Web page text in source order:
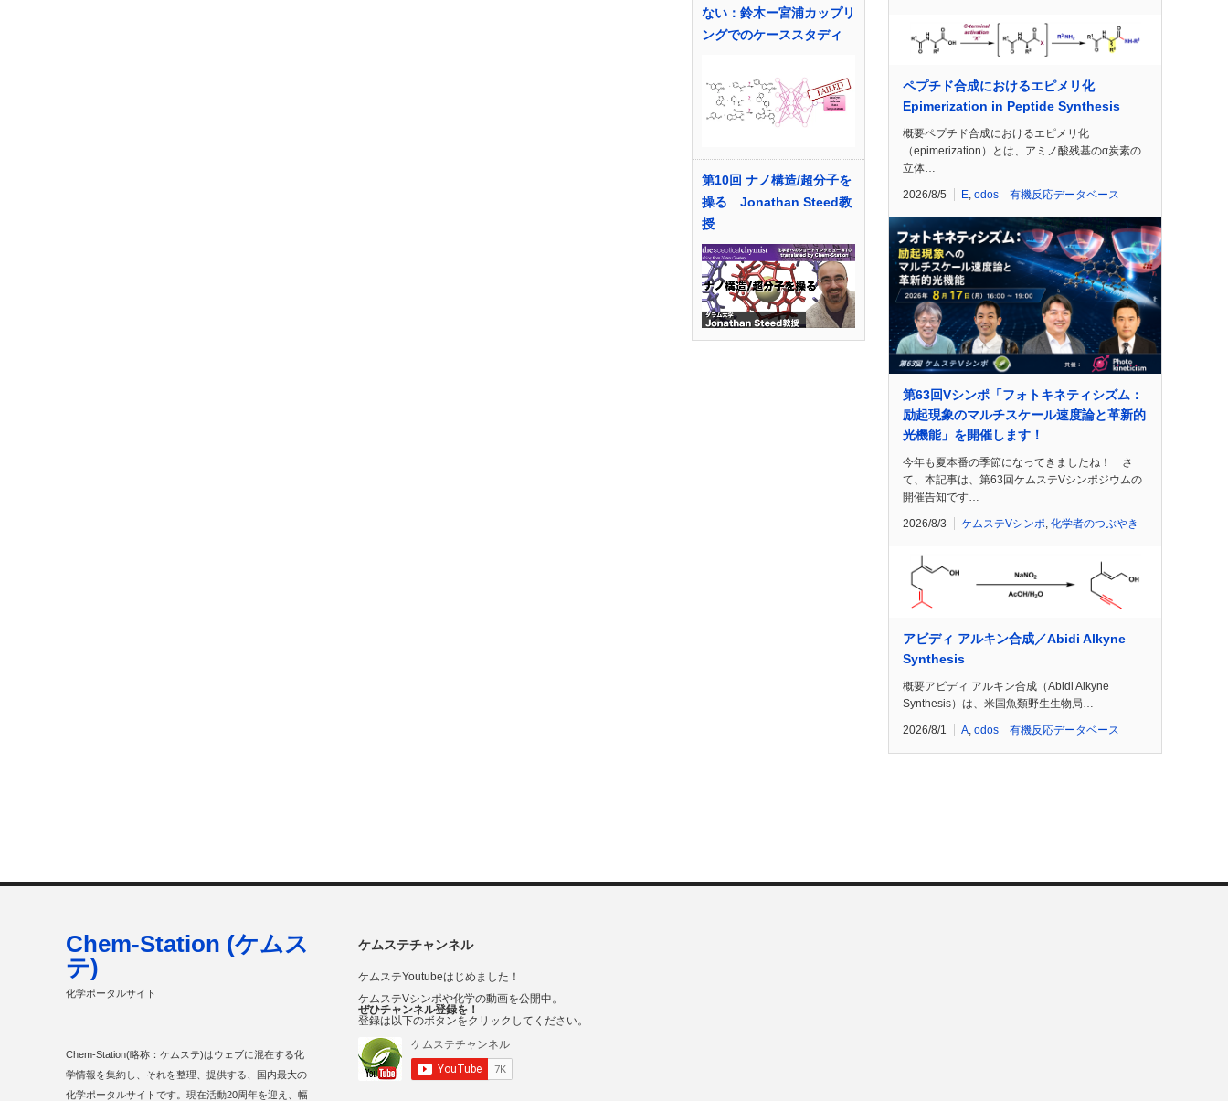
ない：鈴木ー宮浦カップリ
ングでのケーススタディ
第10回 ナノ構造/超分子を
操る Jonathan Steed教
授
ペプチド合成におけるエピメリ化
Epimerization in Peptide Synthesis
概要ペプチド合成におけるエピメリ化
（epimerization）とは、アミノ酸残基のα炭素の
立体…
2026/8/5 E odos 有機反応データベース
第63回Vシンポ「フォトキネティシズム：
励起現象のマルチスケール速度論と革新的
光機能」を開催します！
今年も夏本番の季節になってきましたね！ さ
て、本記事は、第63回ケムステVシンポジウムの
開催告知です…
2026/8/3 ケムステVシンポ, 化学者のつぶやき
アビディ アルキン合成／Abidi Alkyne
Synthesis
概要アビディ アルキン合成（Abidi Alkyne
Synthesis）は、米国魚類野生生物局…
2026/8/1 A, odos 有機反応データベース
ケムステチャンネル
ケムステYoutubeはじめました！
ケムステVシンポや化学の動画を公開中。
ぜひチャンネル登録を！
登録は以下のボタンをクリックしてください。
Chem-Station (ケムス
テ)
化学ポータルサイト
Chem-Station(略称：ケムステ)はウェブに混在する化
学情報を集約し、それを整理、提供する、国内最大の
化学ポータルサイトです。現在活動20周年を迎え、幅